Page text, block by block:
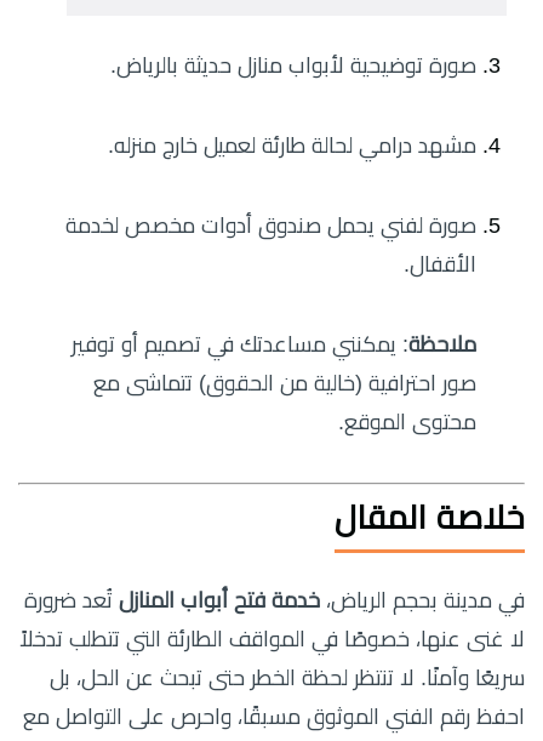
صورة توضيحية لأبواب منازل حديثة بالرياض.
مشهد درامي لحالة طارئة لعميل خارج منزله.
صورة لفني يحمل صندوق أدوات مخصص لخدمة
الأقفال.
ملاحظة: يمكنني مساعدتك في تصميم أو توفير
صور احترافية (خالية من الحقوق) تتماشى مع
محتوى الموقع.
خلاصة المقال
في مدينة بحجم الرياض، خدمة فتح أبواب المنازل تُعد ضرورة
لا غنى عنها، خصوصًا في المواقف الطارئة التي تتطلب تدخلاً
سريعًا وآمنًا. لا تنتظر لحظة الخطر حتى تبحث عن الحل، بل
احفظ رقم الفني الموثوق مسبقًا، واحرص على التواصل مع